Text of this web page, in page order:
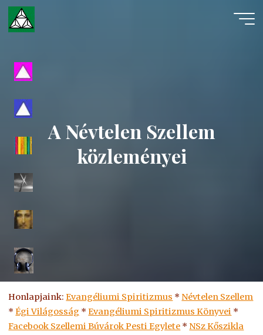
Skip
content
A Névtelen Szellem
közleményei
Honlapjaink:Evangéliumi Spiritizmus * Névtelen Szellem
*Égi Világosság *Evangéliumi Spiritizmus Könyvei *
Facebook Szellemi Búvárok Pesti Egylete * NSz Kőszikla